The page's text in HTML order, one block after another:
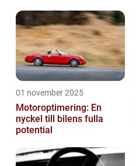
01 november 2025
Motoroptimering: En
nyckel till bilens fulla
potential